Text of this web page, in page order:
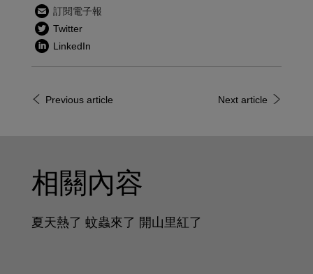
訂閱電子報
Twitter
LinkedIn
Previous article Next article
相關內容
夏天熱了 蚊蟲來了 開山里紅了